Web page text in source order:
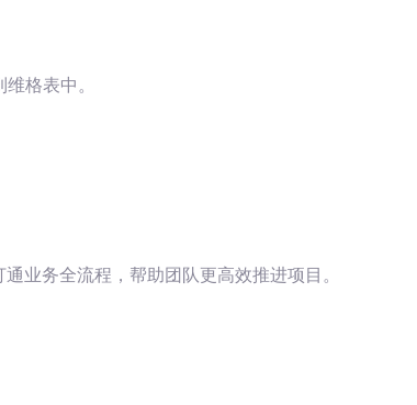
格表中。
业务全流程，帮助团队更高效推进项目。